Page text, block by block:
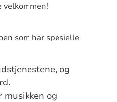
som har spesielle
og
musikken og